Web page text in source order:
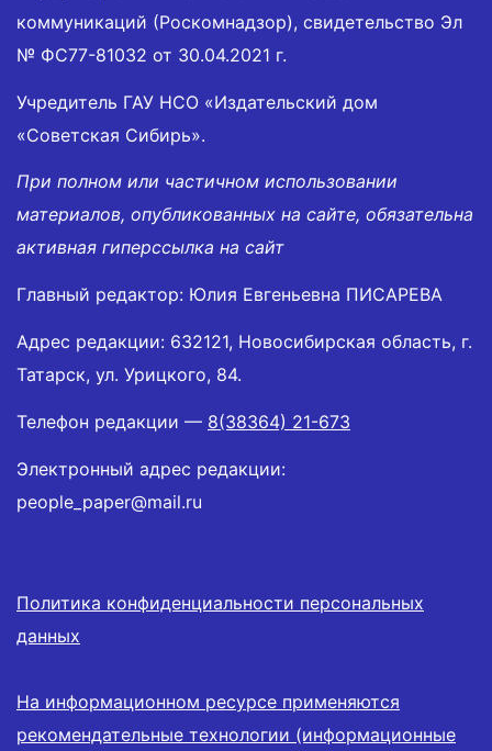
коммуникаций (Роскомнадзор), свидетельство Эл
№ ФС77-81032 от 30.04.2021 г.
Учредитель ГАУ НСО «Издательский дом
«Советская Сибирь».
При полном или частичном использовании
материалов, опубликованных на сайте, обязательна
активная гиперссылка на сайт
Главный редактор: Юлия Евгеньевна ПИСАРЕВА
Адрес редакции: 632121, Новосибирская область, г.
Татарск, ул. Урицкого, 84.
Телефон редакции — 8(38364) 21-673
Электронный адрес редакции:
people_paper@mail.ru
Политика конфиденциальности персональных
данных
На информационном ресурсе применяются
рекомендательные технологии (информационные